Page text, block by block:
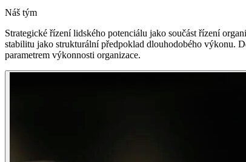
Náš tým
Strategické řízení lidského potenciálu jako součást řízení
stabilitu jako strukturální předpoklad dlouhodobého výkonu.
parametrem výkonnosti organizace.